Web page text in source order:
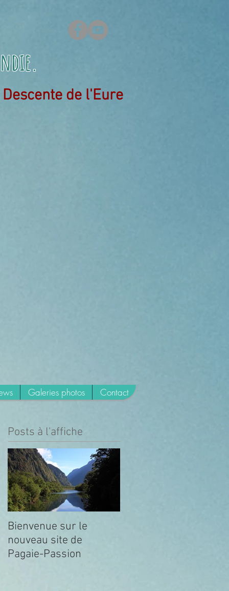
.
Descente de l'Eure
Galeries photos Contact
Posts à l'affiche
Bienvenue sur le
nouveau site de
Pagaie-Passion